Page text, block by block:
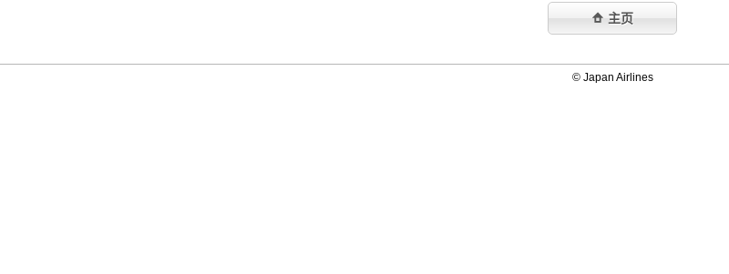
主页
© Japan Airlines